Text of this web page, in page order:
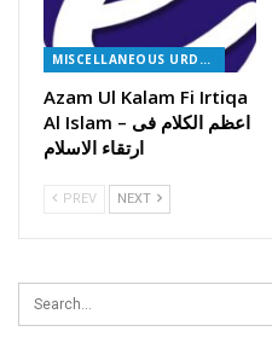
MISCELLANEOUS URDU BOOKS
Azam Ul Kalam Fi Irtiqa
Al Islam – اعظم الکلام فی
ارتقاء الاسلام
PREV NEXT